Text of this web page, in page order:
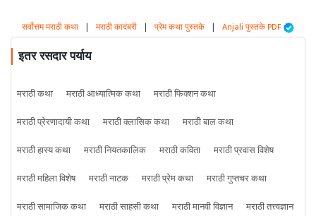
सर्वोत्तम मराठी कथा | मराठी कादंबरी | प्रेम कथा पुस्तके | Anjali पुस्तके PDF
इतर रसदार पर्याय
मराठी कथा मराठी आध्यात्मिक कथा
मराठी फिक्शन कथा
मराठी प्रेरणादायी कथा
मराठी क्लासिक कथा
मराठी बाल कथा
मराठी हास्य कथा
मराठी नियतकालिक मराठी कविता
मराठी प्रवास विशेष
मराठी महिला विशेष
मराठी नाटक मराठी प्रेम कथा
मराठी गुप्तचर कथा
मराठी सामाजिक कथा
मराठी साहसी कथा मराठी मानवी विज्ञान
मराठी तत्त्वज्ञान